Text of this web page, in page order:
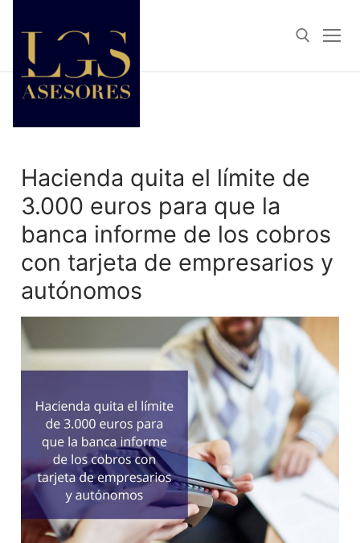
Hacienda quita el límite de
3.000 euros para que la
banca informe de los cobros
con tarjeta de empresarios y
autónomos